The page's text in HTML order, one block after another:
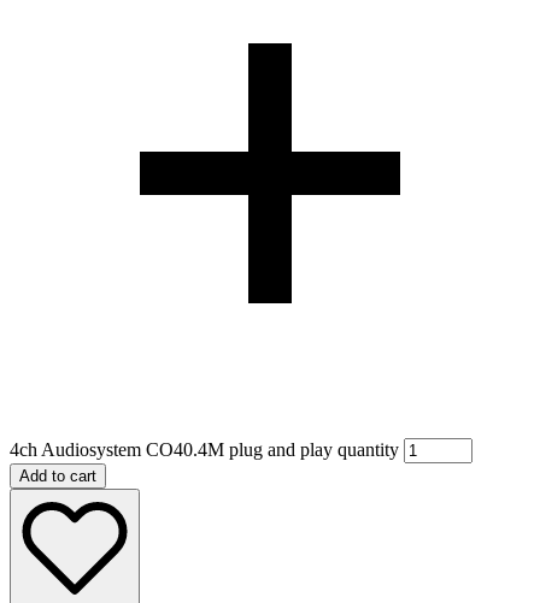
4ch Audiosystem CO40.4M plug and play quantity
Add to cart